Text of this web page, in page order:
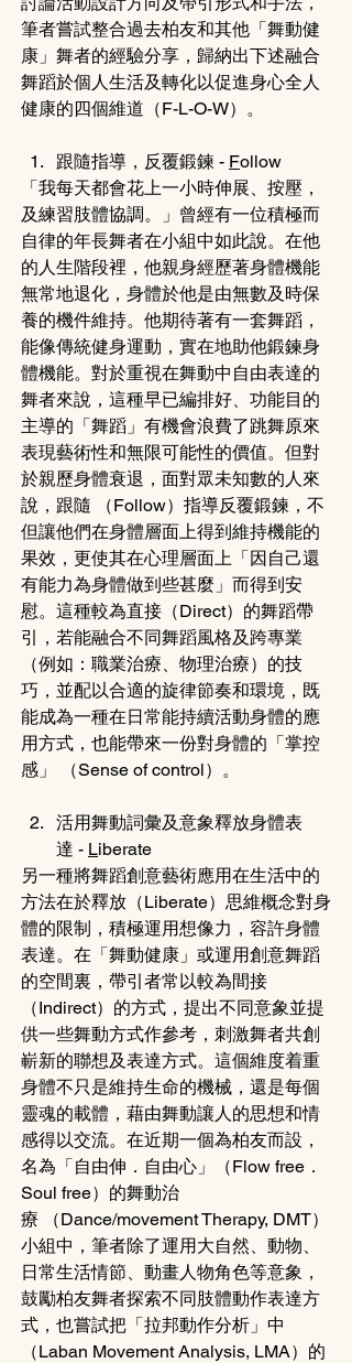
筆者嘗試整合過去柏友和其他「舞動健
康」舞者的經驗分享，歸納出下述融合
舞蹈於個人生活及轉化以促進身心全人
健康的四個維道（F-L-O-W）。
跟隨指導，反覆鍛鍊 - Follow
「我每天都會花上一小時伸展、按壓，
及練習肢體協調。」曾經有一位積極而
自律的年長舞者在小組中如此說。在他
的人生階段裡，他親身經歷著身體機能
無常地退化，身體於他是由無數及時保
養的機件維持。他期待著有一套舞蹈，
能像傳統健身運動，實在地助他鍛鍊身
體機能。對於重視在舞動中自由表達的
舞者來說，這種早已編排好、功能目的
主導的「舞蹈」有機會浪費了跳舞原來
表現藝術性和無限可能性的價值。但對
於親歷身體衰退，面對眾未知數的人來
說，跟隨 （Follow）指導反覆鍛鍊，不
但讓他們在身體層面上得到維持機能的
果效，更使其在心理層面上「因自己還
有能力為身體做到些甚麼」而得到安
慰。這種較為直接（Direct）的舞蹈帶
引，若能融合不同舞蹈風格及跨專業
（例如：職業治療、物理治療）的技
巧，並配以合適的旋律節奏和環境，既
能成為一種在日常能持續活動身體的應
用方式，也能帶來一份對身體的「掌控
感」 （Sense of control）。
活用舞動詞彙及意象釋放身體表
達 - Liberate
另一種將舞蹈創意藝術應用在生活中的
方法在於釋放（Liberate）思維概念對身
體的限制，積極運用想像力，容許身體
表達。在「舞動健康」或運用創意舞蹈
的空間裏，帶引者常以較為間接
（Indirect）的方式，提出不同意象並提
供一些舞動方式作參考，刺激舞者共創
嶄新的聯想及表達方式。這個維度着重
身體不只是維持生命的機械，還是每個
靈魂的載體，藉由舞動讓人的思想和情
感得以交流。在近期一個為柏友而設，
名為「自由伸．自由心」（Flow free．
Soul free）的舞動治
療 （Dance/movement Therapy, DMT）
小組中，筆者除了運用大自然、動物、
日常生活情節、動畫人物角色等意象，
鼓勵柏友舞者探索不同肢體動作表達方
式，也嘗試把「拉邦動作分析」中
（Laban Movement Analysis, LMA）的